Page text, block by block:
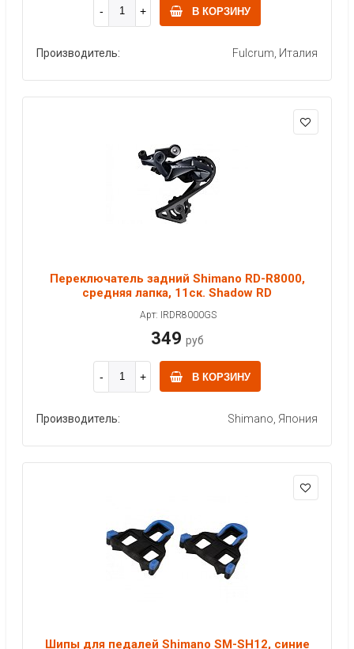
В КОРЗИНУ
Производитель: Fulcrum, Италия
Переключатель задний Shimano RD-R8000,
средняя лапка, 11ск. Shadow RD
Арт: IRDR8000GS
349 руб
В КОРЗИНУ
Производитель: Shimano, Япония
Шипы для педалей Shimano SM-SH12, синие